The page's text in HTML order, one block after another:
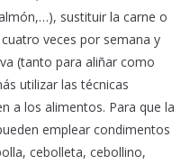
sustituir la carne o
veces por semana y
(tanto para aliñar como
utilizar las técnicas
a los alimentos. Para que la
emplear condimentos
cebolleta, cebollino,